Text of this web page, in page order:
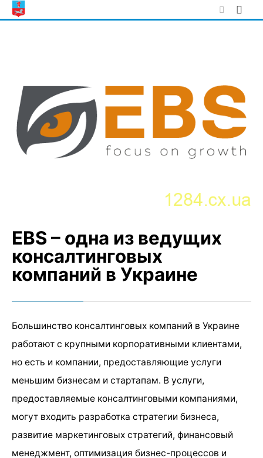
Skip
to
EBS – одна из ведущих
консалтинговых
компаний в Украине
Большинство консалтинговых компаний в Украине
работают с крупными корпоративными клиентами,
но есть и компании, предоставляющие услуги
меньшим бизнесам и стартапам. В услуги,
предоставляемые консалтинговыми компаниями,
могут входить разработка стратегии бизнеса,
развитие маркетинговых стратегий, финансовый
менеджмент, оптимизация бизнес-процессов и